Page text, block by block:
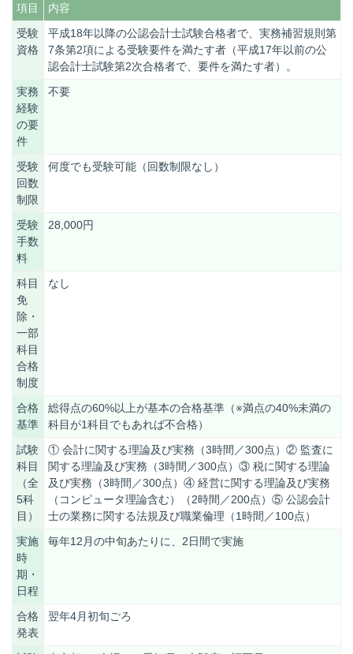
項目
内容
受験
資格
平成18年以降の公認会計士試験合格者で、実務補習規則第
7条第2項による受験要件を満たす者（平成17年以前の公
認会計士試験第2次合格者で、要件を満たす者）。
実務
経験
の要
件
不要
受験
回数
制限
何度でも受験可能（回数制限なし）
受験
手数
料
28,000円
科目
免
除・
一部
科目
合格
制度
なし
合格
基準
総得点の60%以上が基本の合格基準（※満点の40%未満の
科目が1科目でもあれば不合格）
試験
科目
（全
5科
目）
① 会計に関する理論及び実務（3時間／300点）② 監査に
関する理論及び実務（3時間／300点）③ 税に関する理論
及び実務（3時間／300点）④ 経営に関する理論及び実務
（コンピュータ理論含む）（2時間／200点）⑤ 公認会計
士の業務に関する法規及び職業倫理（1時間／100点）
実施
時
期・
日程
毎年12 月の中旬あたりに、 2日間で実施
合格
発表
翌年4月初旬ごろ